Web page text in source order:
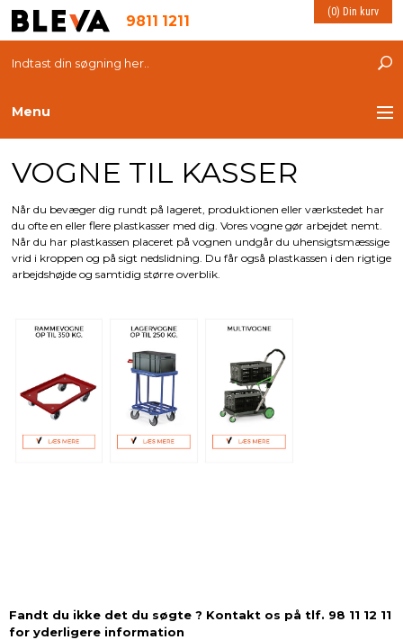
9811 1211 (0) Din kurv
Menu
TRANSPORT
PLASTKASSER
LØFTEUDSTYR
ESD PRODUKTER
MILJØ OG VELFÆRD
VOGNE TIL KASSER
Når du bevæger dig rundt på lageret, produktionen eller værkstedet har
du ofte en eller flere plastkasser med dig. Vores vogne gør arbejdet nemt.
Når du har plastkassen placeret på vognen undgår du uhensigtsmæssige
vrid i kroppen og på sigt nedslidning. Du får også plastkassen i den rigtige
arbejdshøjde og samtidig større overblik.
Fandt du ikke det du søgte ? Kontakt os på tlf. 98 11 12 11
for yderligere information